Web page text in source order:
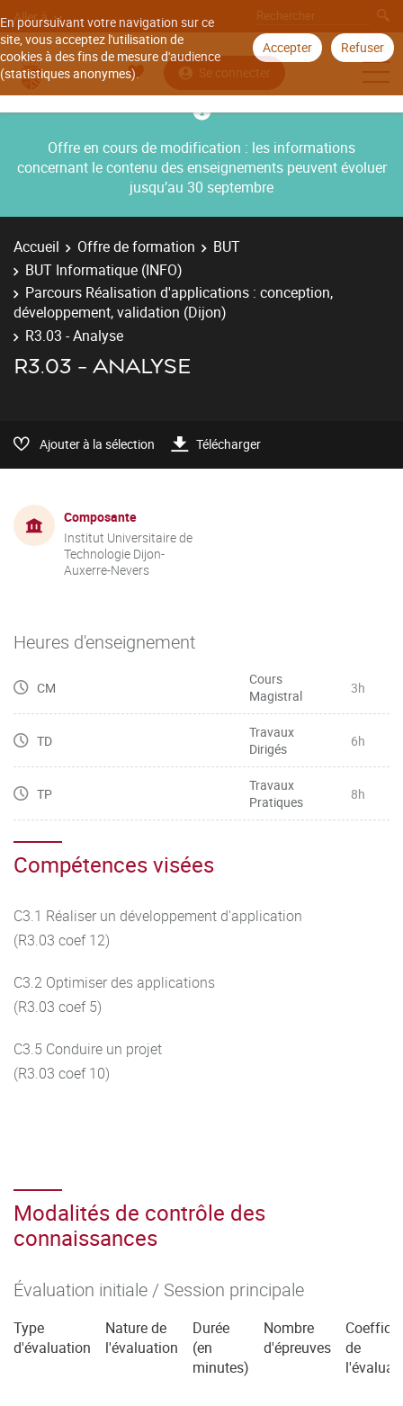
En poursuivant votre navigation sur ce
site, vous acceptez l'utilisation de
cookies à des fins de mesure d'audience
(statistiques anonymes).
Accepter Refuser
Aller à
Se connecter
Offre en cours de modification : les informations
concernant le contenu des enseignements peuvent évoluer
jusqu’au 30 septembre
Accueil Offre de formation
BUT
BUT Informatique (INFO)
Parcours Réalisation d'applications : conception,
développement, validation (Dijon)
R3.03 - Analyse
R3.03 - ANALYSE
Ajouter à la sélection Télécharger
Composante
Institut Universitaire de
Technologie Dijon-
Auxerre-Nevers
Heures d'enseignement
CM
Cours
Magistral
3h
TD
Travaux
Dirigés
6h
TP
Travaux
Pratiques
8h
Compétences visées
C3.1 Réaliser un développement d'application
(R3.03 coef 12)
C3.2 Optimiser des applications
(R3.03 coef 5)
C3.5 Conduire un projet
(R3.03 coef 10)
Modalités de contrôle des
connaissances
Évaluation initiale / Session principale
Type
d'évaluation
Nature de
l'évaluation
Durée
(en
minutes)
Nombre
d'épreuves
de